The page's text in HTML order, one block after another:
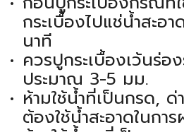
กระเบื้องไปแช่น้ำสะอ
นาที
ควรปูกระเบื้องเว้นร่อ
ประมาณ 3-5 มม.
ห้ามใช้น้ำที่เป็นกรด, ด่
ต้องใช้น้ำสะอาดในกา